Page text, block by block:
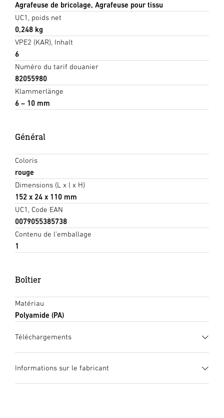
Agrafeuse de bricolage, Agrafeuse pour tissu
UC1, poids net
0,248 kg
VPE2 (KAR), Inhalt
6
Numéro du tarif douanier
82055980
Klammerlänge
6 – 10 mm
Général
Coloris
rouge
Dimensions (L x l x H)
152 x 24 x 110 mm
UC1, Code EAN
0079055385738
Contenu de l'emballage
1
Boîtier
Matériau
Polyamide (PA)
Téléchargements
Lancer le téléchargement
Informations sur le fabricant